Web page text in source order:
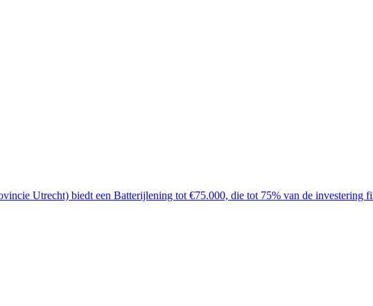
Utrecht) biedt een Batterijlening tot €75.000, die tot 75% van de investering